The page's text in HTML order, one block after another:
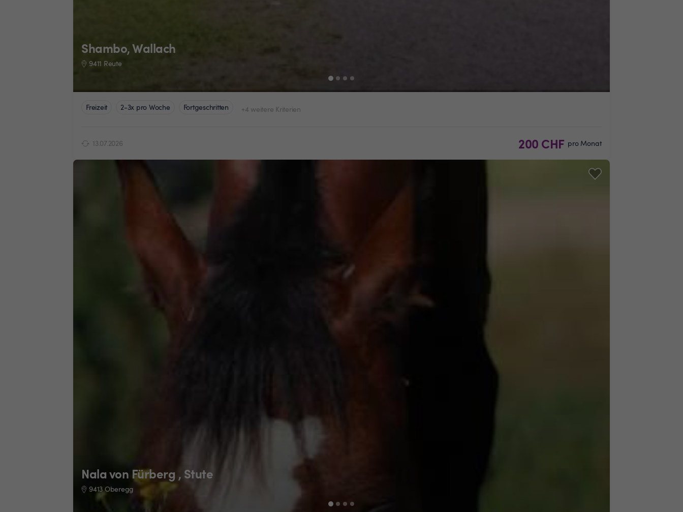
Shambo, Wallach
9411 Reute
Freizeit 2-3x pro Woche Fortgeschritten +4 weitere Kriterien
13.07.2026 200 CHF pro Monat
Nala von Fürberg , Stute
9413 Oberegg